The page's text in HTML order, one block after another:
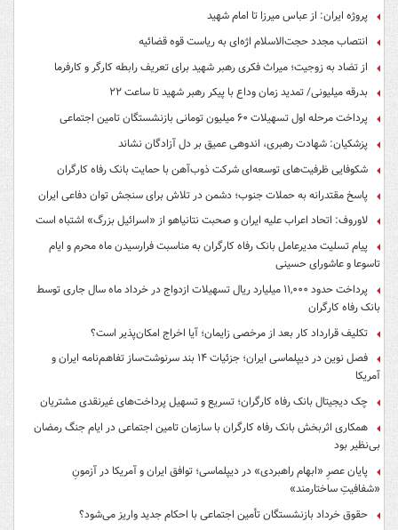
پروژه ایران: از عباس میرزا تا امام شهید
انتصاب مجدد حجت‌الاسلام اژه‌ای به ریاست قوه‌ قضائیه
از تضاد به زوجیت؛ میراث فکری رهبر شهید برای تعریف رابطه کارگر و کارفرما
بدرقه میلیونی/ تمدید زمان وداع با پیکر رهبر شهید تا ساعت ۲۲
پرداخت مرحله اول تسهیلات ۶۰ میلیون تومانی بازنشستگان تامین اجتماعی
پزشکیان: شهادت رهبری، اندوهی عمیق بر دل آزادگان نشاند
شکوفایی ظرفیت‌های توسعه‌ای شرکت ذوب‌آهن با حمایت‌ بانک رفاه کارگران
پاسخ مقتدرانه به حملات جنوب؛ دشمن در تلاش برای سنجش توان دفاعی ایران
لاوروف: اتحاد اعراب علیه ایران و صحبت نتانیاهو از «اسرائیل بزرگ» اشتباه است
پیام تسلیت مدیرعامل بانک رفاه کارگران به مناسبت فرارسیدن ماه محرم و ایام
تاسوعا و عاشورای حسینی
پرداخت حدود ۱۱,۰۰۰ میلیارد ریال تسهیلات ازدواج در خرداد ماه سال جاری توسط
بانک رفاه کارگران
تکلیف قرارداد کار بعد از مرخصی زایمان؛ آیا اخراج امکان‌پذیر است؟
فصل نوین در دیپلماسی ایران؛ جزئیات ۱۴ بند سرنوشت‌ساز تفاهم‌نامه ایران و
آمریکا
چک دیجیتال بانک رفاه کارگران؛ تسریع و تسهیل پرداخت‌های غیرنقدی مشتریان
همکاری اثربخش بانک رفاه کارگران با سازمان تامین اجتماعی در ایام جنگ رمضان
بی‌نظیر بود
پایان عصرِ «ابهام راهبردی» در دیپلماسی؛ توافق ایران و آمریکا در آزمونِ
«شفافیتِ ساختارمند»
حقوق خرداد بازنشستگان تأمین اجتماعی با احکام جدید واریز می‌شود؟